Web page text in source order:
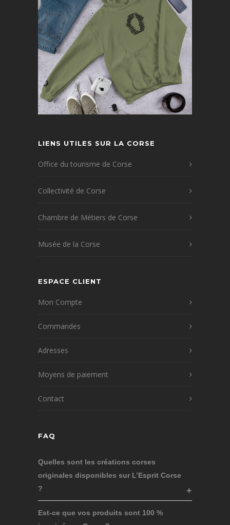
LIENS UTILES SUR LA CORSE
Office du tourisme de Corse
Collectivité de Corse
Chambre de Métiers de Corse
Musée de la Corse
ESPACE CLIENT
Mon Compte
Commandes
Adresses
Moyens de paiement
Contact
FAQ
Quelles sont les créations corses
originales disponibles sur L’Esprit Corse
?
Est-ce que vos produits sont 100 %